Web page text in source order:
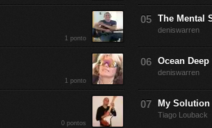
1 ponto
1 ponto
0 pontos
The Mental
deniswarren
Ocean Deep
deniswarren
My Solution
Tiago Louback